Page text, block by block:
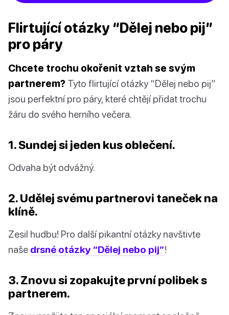
Flirtující otázky “Dělej nebo pij”
pro páry
Chcete trochu okořenit vztah se svým
partnerem? Tyto flirtující otázky “Dělej nebo pij”
jsou perfektní pro páry, které chtějí přidat trochu
žáru do svého herního večera.
1. Sundej si jeden kus oblečení.
Odvaha být odvážný.
2. Udělej svému partnerovi taneček na
klíně.
Zesil hudbu! Pro další pikantní otázky navštivte
naše drsné otázky “Dělej nebo pij”!
3. Znovu si zopakujte první polibek s
partnerem.